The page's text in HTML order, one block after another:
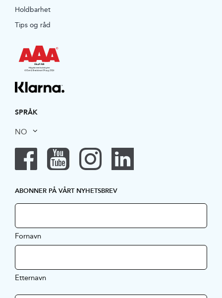
Holdbarhet
Tips og råd
SPRÅK
NO
ABONNER PÅ VÅRT NYHETSBREV
Fornavn
Etternavn